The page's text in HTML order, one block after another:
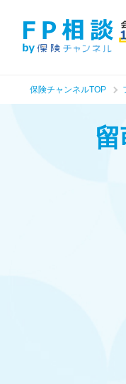
保険チャンネルTOP